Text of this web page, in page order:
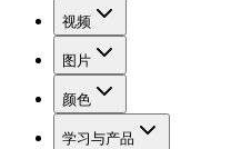
视频
图片
颜色
学习与产品